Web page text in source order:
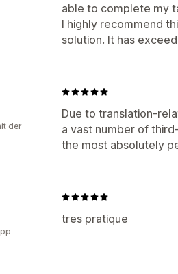
able to complete my
I highly recommend
solution. It has
Due to translation-
a vast number of
the most absolutely
der
tres pratique